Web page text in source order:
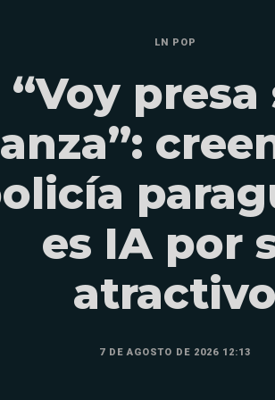
LN POP
“Voy presa
es IA por
atractivo
7 DE AGOSTO DE 2026 12:13